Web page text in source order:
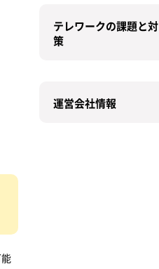
テレワークの課題と対
策
運営会社情報